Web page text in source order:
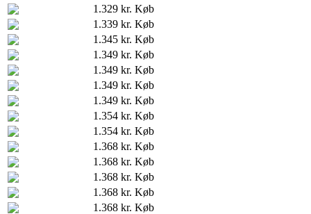
1.329 kr. Køb
1.339 kr. Køb
1.345 kr. Køb
1.349 kr. Køb
1.349 kr. Køb
1.349 kr. Køb
1.349 kr. Køb
1.354 kr. Køb
1.354 kr. Køb
1.368 kr. Køb
1.368 kr. Køb
1.368 kr. Køb
1.368 kr. Køb
1.368 kr. Køb